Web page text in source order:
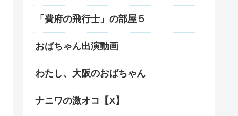
「費府の飛行士」の部屋５
おばちゃん出演動画
わたし、大阪のおばちゃん
ナニワの激オコ【X】